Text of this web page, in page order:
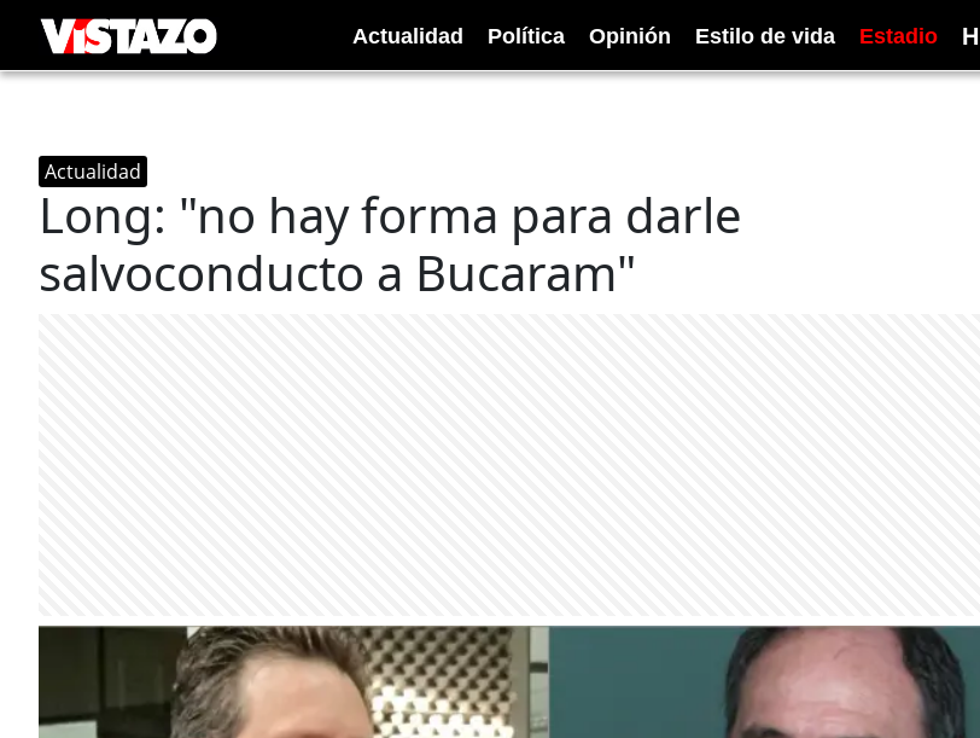
Actualidad Política Opinión Estilo de vida Estadio H
Actualidad
Long: "no hay forma para darle
salvoconducto a Bucaram"